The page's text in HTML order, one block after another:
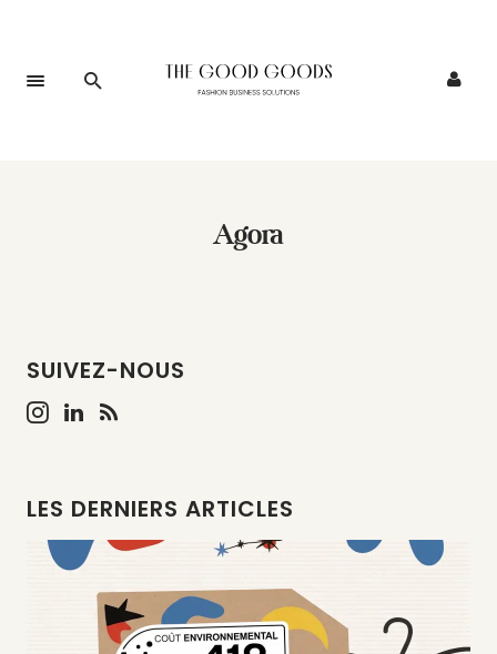
Agora
SUIVEZ-NOUS
LES DERNIERS ARTICLES